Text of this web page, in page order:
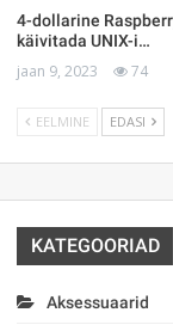
4-dollarine
käivitada UNIX-i…
jaan 9, 2023 74
EELMINE EDASI
KATEGOORIAD
Aksessuaarid